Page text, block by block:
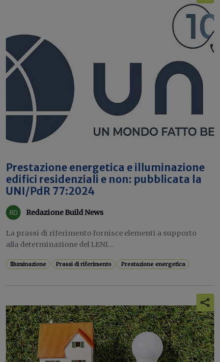
Prestazione energetica e illuminazione
edifici residenziali e non: pubblicata la
UNI/PdR 77:2024
Redazione Build News
La prassi di riferimento fornisce elementi a supporto
alla determinazione del LENI...
Illuminazione Prassi di riferimento Prestazione energetica